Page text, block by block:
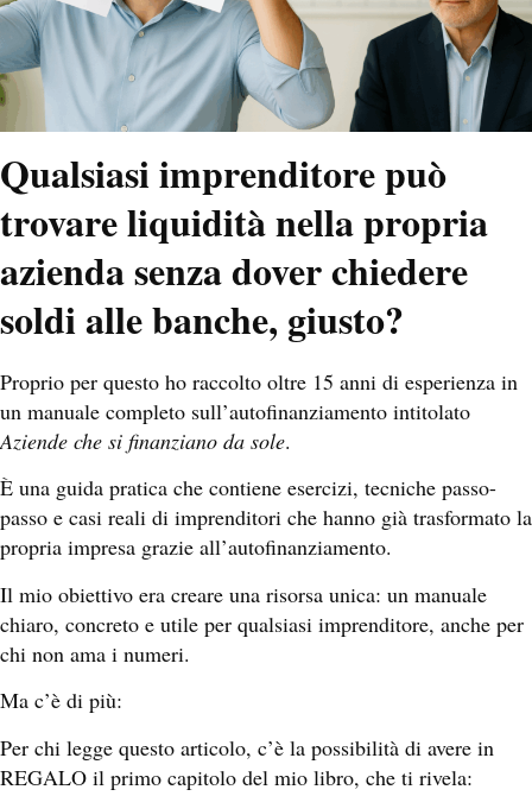
Qualsiasi imprenditore può
trovare liquidità nella propria
azienda senza dover chiedere
soldi alle banche, giusto?
Proprio per questo ho raccolto oltre 15 anni di esperienza in
un manuale completo sull’autofinanziamento intitolato
Aziende che si finanziano da sole.
È una guida pratica che contiene esercizi, tecniche passo-
passo e casi reali di imprenditori che hanno già trasformato la
propria impresa grazie all’autofinanziamento.
Il mio obiettivo era creare una risorsa unica: un manuale
chiaro, concreto e utile per qualsiasi imprenditore, anche per
chi non ama i numeri.
Ma c’è di più:
Per chi legge questo articolo, c’è la possibilità di avere in
REGALO il primo capitolo del mio libro, che ti rivela: